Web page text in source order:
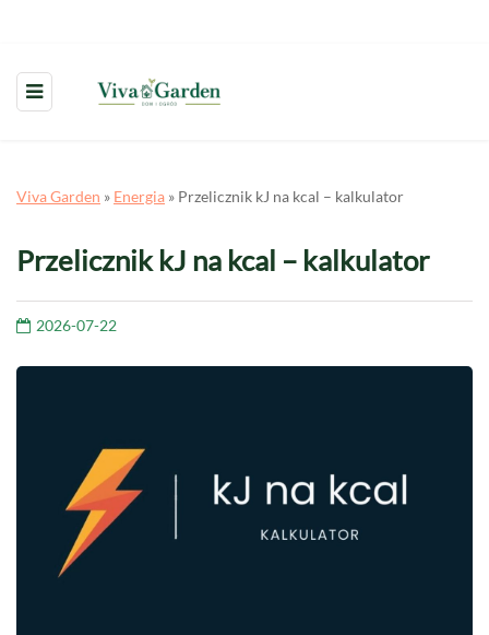
Viva Garden » Energia » Przelicznik kJ na kcal – kalkulator
Przelicznik kJ na kcal – kalkulator
2026-07-22